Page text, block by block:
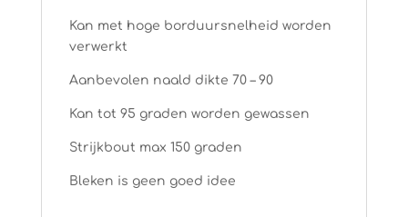
Kan met hoge borduursnelheid worden
verwerkt
Aanbevolen naald dikte 70 – 90
Kan tot 95 graden worden gewassen
Strijkbout max 150 graden
Bleken is geen goed idee